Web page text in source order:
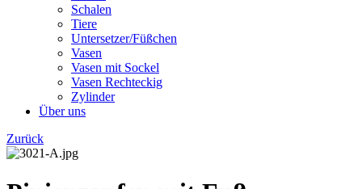
Schalen
Tiere
Untersetzer/Füßchen
Vasen
Vasen mit Sockel
Vasen Rechteckig
Zylinder
Über uns
Zurück